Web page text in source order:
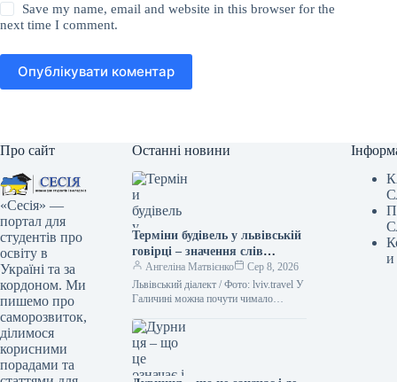
Save my name, email and website in this browser for the
next time I comment.
Опублікувати коментар
Про сайт
«Сесія» —
портал для
студентів про
освіту в
Україні та за
кордоном. Ми
пишемо про
саморозвиток,
ділимося
корисними
порадами та
Останні новини
Терміни будівель у львівській
говірці – значення слів
“двірець”, “креденс”,
“кнайпа”
Ангеліна Матвієнко
Сер 8, 2026
Львівський діалект / Фото: lviv.travel У
Галичині можна почути чимало
спантеличити навіть досвідченого
мандрівника.…
и